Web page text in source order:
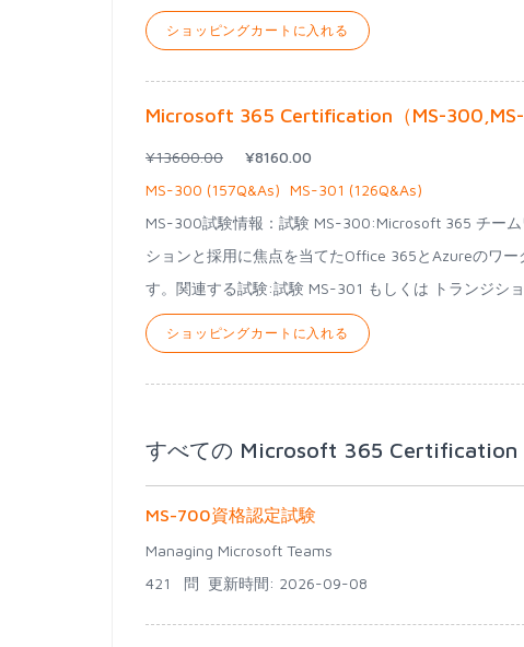
ショッピングカートに入れる
Microsoft 365 Certification（MS-
¥13600.00
¥8160.00
MS-300 (157Q&As) MS-301 (126Q&As)
MS-300試験情報：試験 MS-300:Microsoft 365 チー
ションと採用に焦点を当てたOffice 365とAzureのワ
す。関連する試験:試験 MS-301 もしくは トランジシ
ショッピングカートに入れる
すべての Microsoft 365 Certification
MS-700資格認定試験
Managing Microsoft Teams
421 問 更新時間: 2026-09-08